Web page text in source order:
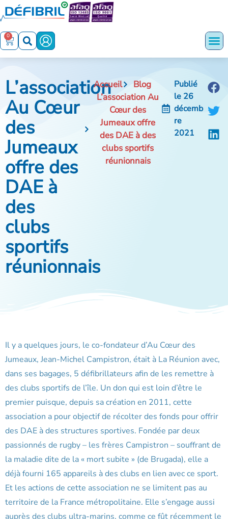
0
L’association
Au Cœur
des
Jumeaux
offre des
DAE à
des
clubs
sportifs
réunionnais
Accueil
Blog
L’association Au
Cœur des
Jumeaux offre
des DAE à des
clubs sportifs
réunionnais
Publié
le 26
décemb
re
2021
Il y a quelques jours, le co-fondateur d’Au Cœur des
Jumeaux, Jean-Michel Campistron, était à La Réunion avec,
dans ses bagages, 5 défibrillateurs afin de les remettre à
des clubs sportifs de l’île. Un don qui est loin d’être le
premier puisque, depuis sa création en 2011, cette
association a pour objectif de récolter des fonds pour offrir
des DAE à des structures sportives. Fondée par deux
passionnés de rugby – les frères Campistron – souffrant de
la maladie dite de la « mort subite » (de Brugada), elle a
déjà fourni 165 appareils à des clubs en lien avec ce sport.
Et les actions de cette association ne se limitent pas au
territoire de la France métropolitaine. Elle s’engage aussi
auprès des clubs ultra-marins, comme ce fût récemment le